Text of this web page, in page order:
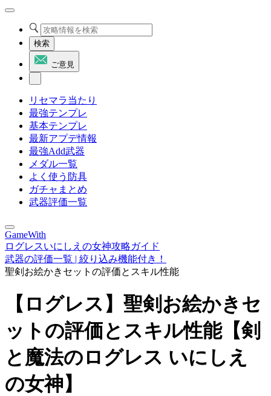
検索
ご意見
リセマラ当たり
最強テンプレ
基本テンプレ
最新アプデ情報
最強Add武器
メダル一覧
よく使う防具
ガチャまとめ
武器評価一覧
GameWith
ログレスいにしえの女神攻略ガイド
武器の評価一覧 | 絞り込み機能付き！
聖剣お絵かきセットの評価とスキル性能
【ログレス】聖剣お絵かきセ
ットの評価とスキル性能【剣
と魔法のログレス いにしえ
の女神】